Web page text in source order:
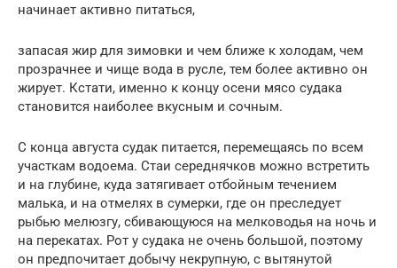
начинает активно питаться,
запасая жир для зимовки и чем ближе к холодам, чем
прозрачнее и чище вода в русле, тем более активно он
жирует. Кстати, именно к концу осени мясо судака
становится наиболее вкусным и сочным.
С конца августа судак питается, перемещаясь по всем
участкам водоема. Стаи середнячков можно встретить
и на глубине, куда затягивает отбойным течением
малька, и на отмелях в сумерки, где он преследует
рыбью мелюзгу, сбивающуюся на мелководья на ночь и
на перекатах. Рот у судака не очень большой, поэтому
он предпочитает добычу некрупную, с вытянутой